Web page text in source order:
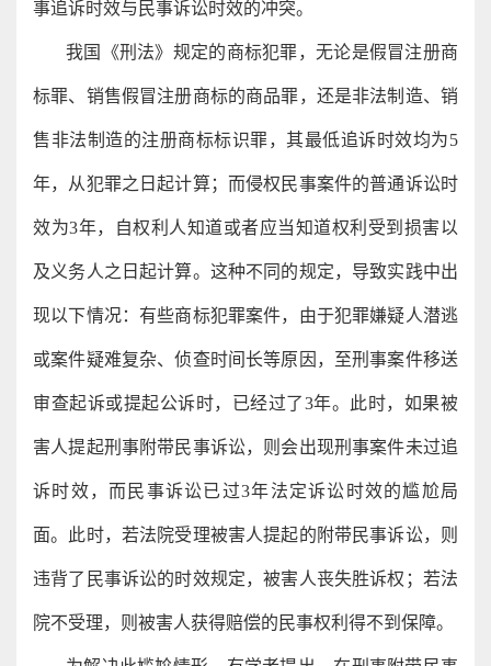
事追诉时效与民事诉讼时效的冲突。
我国《刑法》规定的商标犯罪，无论是假冒注册商
标罪、销售假冒注册商标的商品罪，还是非法制造、销
售非法制造的注册商标标识罪，其最低追诉时效均为5
年，从犯罪之日起计算；而侵权民事案件的普通诉讼时
效为3年，自权利人知道或者应当知道权利受到损害以
及义务人之日起计算。这种不同的规定，导致实践中出
现以下情况：有些商标犯罪案件，由于犯罪嫌疑人潜逃
或案件疑难复杂、侦查时间长等原因，至刑事案件移送
审查起诉或提起公诉时，已经过了3年。此时，如果被
害人提起刑事附带民事诉讼，则会出现刑事案件未过追
诉时效，而民事诉讼已过3年法定诉讼时效的尴尬局
面。此时，若法院受理被害人提起的附带民事诉讼，则
违背了民事诉讼的时效规定，被害人丧失胜诉权；若法
院不受理，则被害人获得赔偿的民事权利得不到保障。